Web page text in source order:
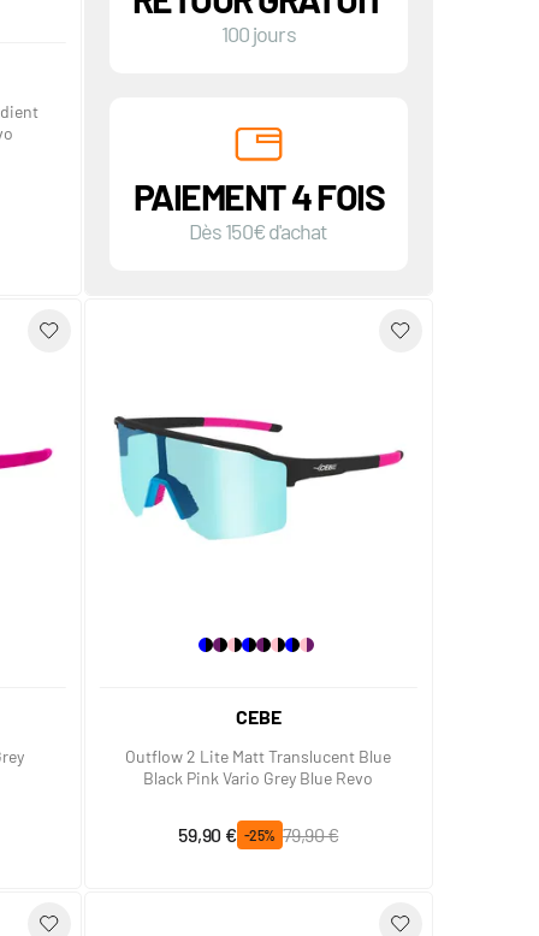
100 jours
PAIEMENT 4 FOIS
Dès 150€ d'achat
CEBE
Outflow 2 Lite Matt Translucent Blue
Black Pink Vario Grey Blue Revo
Prix spécial
59,90 € -25%
Prix normal
79,90 €